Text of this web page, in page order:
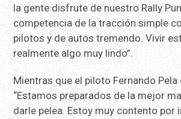
la gente disfrute de nuestro Rally
competencia de la tracción simple
pilotos y de autos tremendo. Vivir
realmente algo muy lindo”.
Mientras que el piloto Fernando
“Estamos preparados de la mejor
darle pelea. Estoy muy contento por